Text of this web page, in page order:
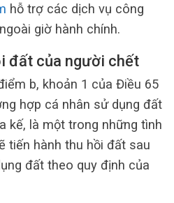
hỗ trợ các dịch vụ công
giờ hành chính.
đất của người chết
b, khoản 1 của Điều 65
hợp cá nhân sử dụng đất
kế, là một trong những tình
tiến hành thu hồi đất sau
đất theo quy định của